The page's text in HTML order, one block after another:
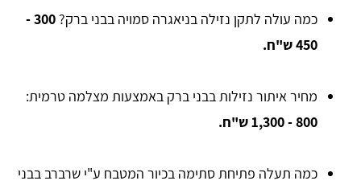
כמה עולה לתקן נזילה בניאגרה סמויה בבני ברק?
300 -
450 ש"ח.
מחיר איתור נזילות בבני ברק באמצעות מצלמה טרמית:
800 - 1,300 ש"ח.
כמה תעלה פתיחת סתימה בכיור המטבח ע"י שרברב בבני